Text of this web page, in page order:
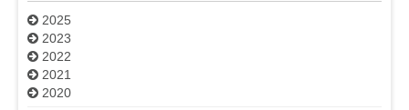
2025
2023
2022
2021
2020